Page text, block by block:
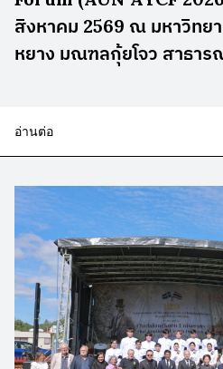
สิงหาคม 2569 ณ มหาวิทย
หยาง มณฑลกุ้ยโจว สาธาร
อ่านต่อ